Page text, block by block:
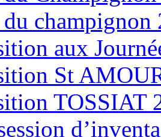
champignon
aux
St
TOSSIAT